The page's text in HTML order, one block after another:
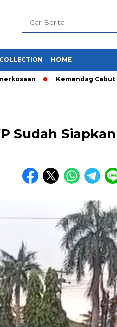
COLLECTION HOME
Kemendag Cabut
Sudah Siapkan